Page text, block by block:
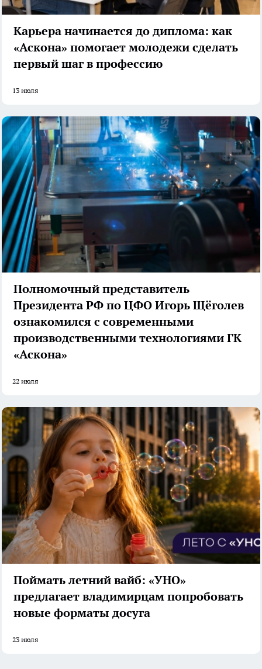
Карьера начинается до диплома: как
«Аскона» помогает молодежи сделать
первый шаг в профессию
13 июля
Полномочный представитель
Президента РФ по ЦФО Игорь Щёголев
ознакомился с современными
производственными технологиями ГК
«Аскона»
22 июля
Поймать летний вайб: «УНО»
предлагает владимирцам попробовать
новые форматы досуга
23 июля